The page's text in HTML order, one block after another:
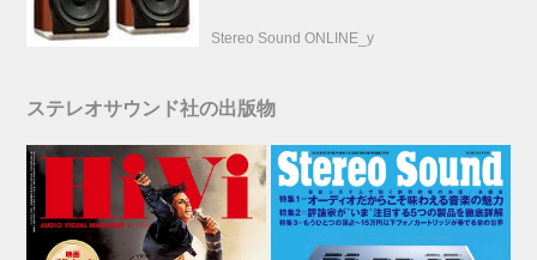
Stereo Sound ONLINE_y
ステレオサウンド社の出版物